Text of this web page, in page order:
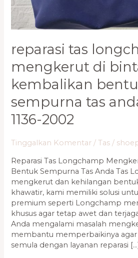
reparasi tas
mengkerut di
kembalikan
sempurna tas
1136-2002
Tinggalkan Komentar /Tas /
Reparasi Tas Longchamp
Bentuk Sempurna Tas Anda Tas
mengkerut dan kehilangan
khawatir, kami memiliki solusi
premium seperti Longchamp
khusus agar tetap awet dan
Anda mengalami masalah
membantu memperbaikinya
semula dengan layanan reparasi